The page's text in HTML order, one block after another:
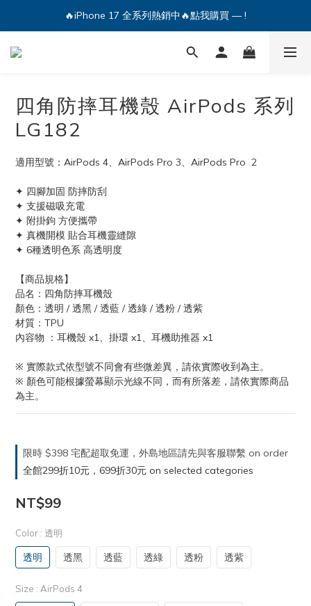
🔥iPhone 17 全系列熱銷中🔥點我購買 — !
🔥iPhone 17 全系列熱銷中🔥點我購買 — !
四角防摔耳機殼 AirPods 系列
LG182
適用型號：AirPods 4、AirPods Pro 3、AirPods Pro  2
✦ 四腳加固 防摔防刮
✦ 支援磁吸充電
✦ 附掛鉤 方便攜帶
✦ 真機開模 貼合耳機靈縫隙
✦ 6種透明色系 高透明度
【商品規格】
品名：四角防摔耳機殼
顏色：透明 / 透黑 / 透藍 / 透綠 / 透粉 / 透紫
材質：TPU
內容物 ：耳機殼 x1、掛環 x1、耳機助推器 x1
※ 實際款式依型號不同會有些微差異，請依實際收到為主。
※ 顏色可能根據螢幕顯示光線不同，而有所落差，請依實際商品
為主。
限時 $398 宅配超取免運，外島地區請先與客服聯繫 on order
全館299折10元，699折30元 on selected categories
NT$99
Color : 透明
透明 透黑 透藍 透綠 透粉 透紫
Size : AirPods 4